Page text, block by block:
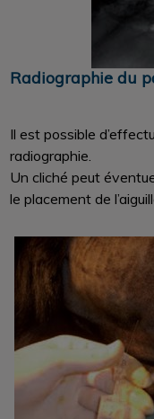
Radiographie du
Il est possible
radiographie.
Un cliché peut
le placement de